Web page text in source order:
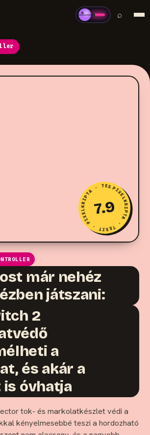
⌕
PIXELKRIPTA · TESZT · PIXELKRIPTA · TESZT ·
7.9
már nehéz
játszani:
2
a
és akár a
óvhatja
tok- és markolatkészlet védi a
kényelmesebbé teszi a hordozható